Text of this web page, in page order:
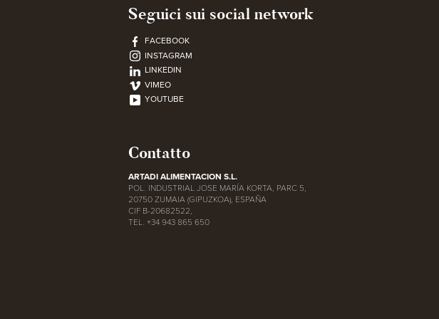
Seguici sui social network
FACEBOOK
INSTAGRAM
LINKEDIN
VIMEO
YOUTUBE
Contatto
ARTADI ALIMENTACION S.L.
POL. INDUSTRIAL JOSE MARÍA KORTA, PARC 5,
20750 ZUMAIA (GIPUZKOA), ESPAÑA
CIF B-20682522,
TEL. +34 943 865 650